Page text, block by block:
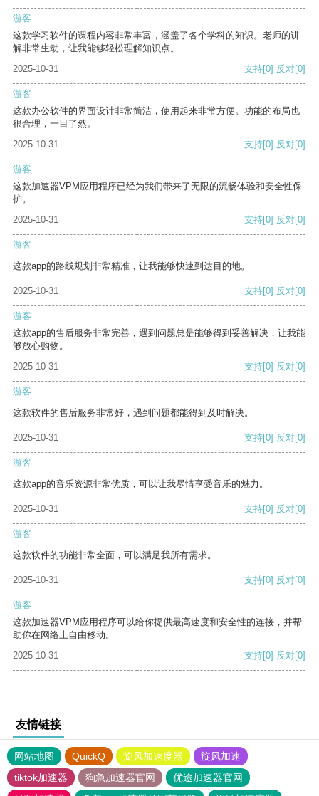
游客
这款学习软件的课程内容非常丰富，涵盖了各个学科的知识。老师的讲
解非常生动，让我能够轻松理解知识点。
2025-10-31
支持[0] 反对[0]
游客
这款办公软件的界面设计非常简洁，使用起来非常方便。功能的布局也
很合理，一目了然。
2025-10-31
支持[0] 反对[0]
游客
这款加速器VPM应用程序已经为我们带来了无限的流畅体验和安全性保
护。
2025-10-31
支持[0] 反对[0]
游客
这款app的路线规划非常精准，让我能够快速到达目的地。
2025-10-31 支持[0] 反对[0]
游客
这款app的售后服务非常完善，遇到问题总是能够得到妥善解决，让我能
够放心购物。
2025-10-31
支持[0] 反对[0]
游客
这款软件的售后服务非常好，遇到问题都能得到及时解决。
2025-10-31 支持[0] 反对[0]
游客
这款app的音乐资源非常优质，可以让我尽情享受音乐的魅力。
2025-10-31 支持[0] 反对[0]
游客
这款软件的功能非常全面，可以满足我所有需求。
2025-10-31 支持[0] 反对[0]
游客
这款加速器VPM应用程序可以给你提供最高速度和安全性的连接，并帮
助你在网络上自由移动。
2025-10-31
支持[0] 反对[0]
友情链接
网站地图 QuickQ 旋风加速度器
旋风加速
tiktok加速器
狗急加速器官网
优途加速器官网